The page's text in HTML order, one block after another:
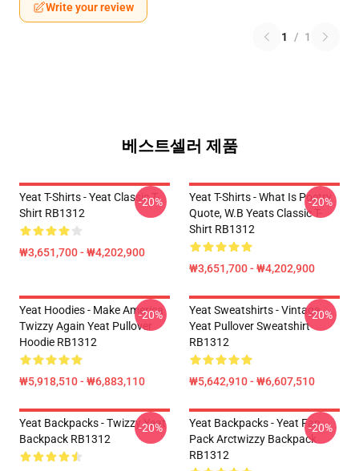
Write your review
1 / 1
베스트셀러 제품
Yeat T-Shirts - Yeat Classic T-
Shirt RB1312
₩3,651,700 - ₩4,202,900
-20%
Yeat T-Shirts - What Is Poetry
Quote, W.B Yeats Classic T-
Shirt RB1312
₩3,651,700 - ₩4,202,900
-20%
Yeat Hoodies - Make America
Twizzy Again Yeat Pullover
Hoodie RB1312
₩5,918,510 - ₩6,883,110
-20%
Yeat Sweatshirts - Vintage
Yeat Pullover Sweatshirt
RB1312
₩5,642,910 - ₩6,607,510
-20%
Yeat Backpacks - Twizzy Yeat
Backpack RB1312
-20%
Yeat Backpacks - Yeat Fan
Pack Arctwizzy Backpack
RB1312
-20%